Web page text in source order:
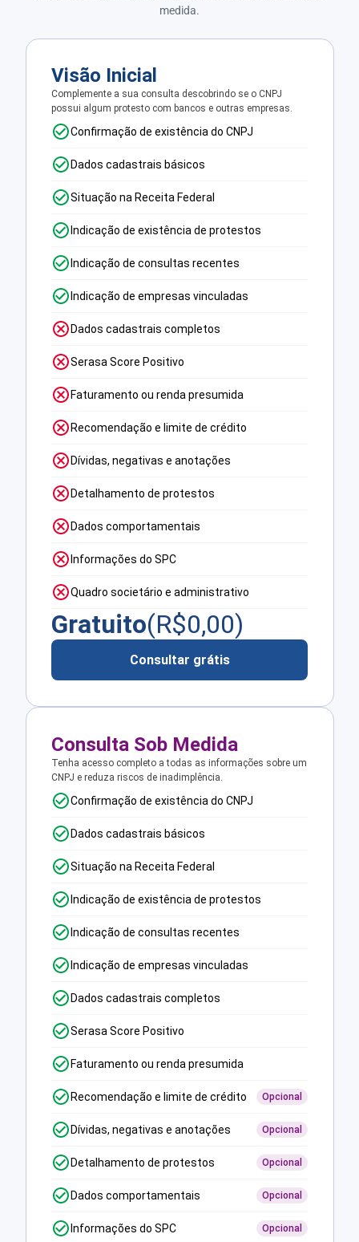
medida.
Visão Inicial
Complemente a sua consulta descobrindo se o CNPJ
possui algum protesto com bancos e outras empresas.
Confirmação de existência do CNPJ
Dados cadastrais básicos
Situação na Receita Federal
Indicação de existência de protestos
Indicação de consultas recentes
Indicação de empresas vinculadas
Dados cadastrais completos
Serasa Score Positivo
Faturamento ou renda presumida
Recomendação e limite de crédito
Dívidas, negativas e anotações
Detalhamento de protestos
Dados comportamentais
Informações do SPC
Quadro societário e administrativo
Gratuito(R$0,00)
Consultar grátis
Consulta Sob Medida
Tenha acesso completo a todas as informações sobre um
CNPJ e reduza riscos de inadimplência.
Confirmação de existência do CNPJ
Dados cadastrais básicos
Situação na Receita Federal
Indicação de existência de protestos
Indicação de consultas recentes
Indicação de empresas vinculadas
Dados cadastrais completos
Serasa Score Positivo
Faturamento ou renda presumida
Recomendação e limite de crédito Opcional
Dívidas, negativas e anotações Opcional
Detalhamento de protestos Opcional
Dados comportamentais Opcional
Informações do SPC Opcional